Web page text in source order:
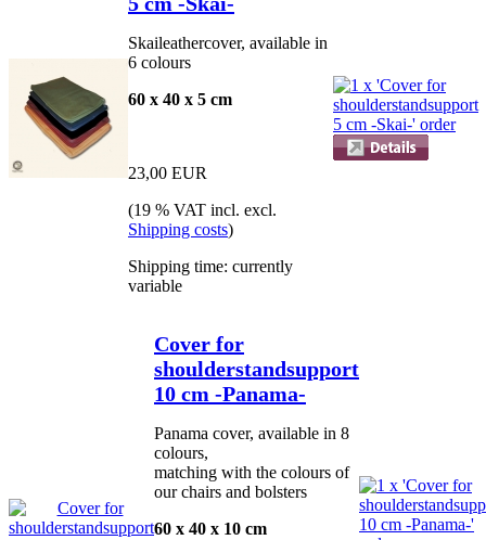
Skaileathercover, available in
6 colours
60 x 40 x 5 cm
23,00 EUR
(19 % VAT incl. excl.
Shipping costs)
Shipping time: currently
variable
Cover for
shoulderstandsupport
10 cm -Panama-
Panama cover, available in 8
colours,
matching with the colours of
our chairs and bolsters
60 x 40 x 10 cm